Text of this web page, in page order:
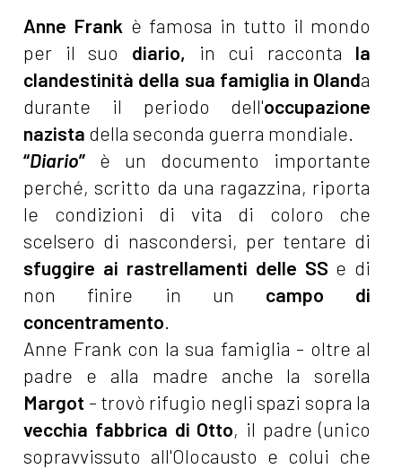
Anne Frank è famosa in tutto il mondo
per il suo diario, in cui racconta la
clandestinità della sua famiglia in Olanda
durante il periodo dell'occupazione
nazista della seconda guerra mondiale.
“Diario” è un documento importante
perché, scritto da una ragazzina, riporta
le condizioni di vita di coloro che
scelsero di nascondersi, per tentare di
sfuggire ai rastrellamenti delle SS e di
non finire in un campo di
concentramento.
Anne Frank con la sua famiglia - oltre al
padre e alla madre anche la sorella
Margot - trovò rifugio negli spazi sopra la
vecchia fabbrica di Otto, il padre (unico
sopravvissuto all'Olocausto e colui che